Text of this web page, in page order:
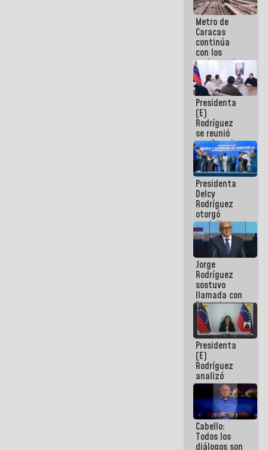
Metro de
Caracas
continúa
con los
trabajos de
mantenimiento
e inspección
en la Línea 2
Presidenta
(E)
Rodríguez
se reunió
con Estado
Mayor
Eléctrico
para
abordar
planes de
acción
Presidenta
Delcy
Rodríguez
otorgó
medalla
"Héroe de
Venezuela"
a servidores
públicos
Jorge
Rodríguez
sostuvo
llamada con
Dinorah
Figuera y
acuerdan
primer
encuentro
presencial
para el
diálogo
Presidenta
(E)
Rodríguez
analizó
junto a
gobernadores
planes de
recuperación
del Sistema
Eléctrico
Cabello:
Todos los
diálogos son